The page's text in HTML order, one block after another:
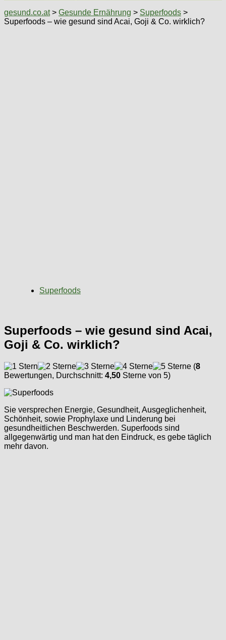
gesund.co.at> Gesunde Ernährung > Superfoods >
Superfoods – wie gesund sind Acai, Goji & Co. wirklich?
Superfoods
Superfoods – wie gesund sind Acai,
Goji & Co. wirklich?
(8
Bewertungen, Durchschnitt: 4,50 Sterne von 5)
Sie versprechen Energie, Gesundheit, Ausgeglichenheit,
Schönheit, sowie Prophylaxe und Linderung bei
gesundheitlichen Beschwerden. Superfoods sind
allgegenwärtig und man hat den Eindruck, es gebe täglich
mehr davon.